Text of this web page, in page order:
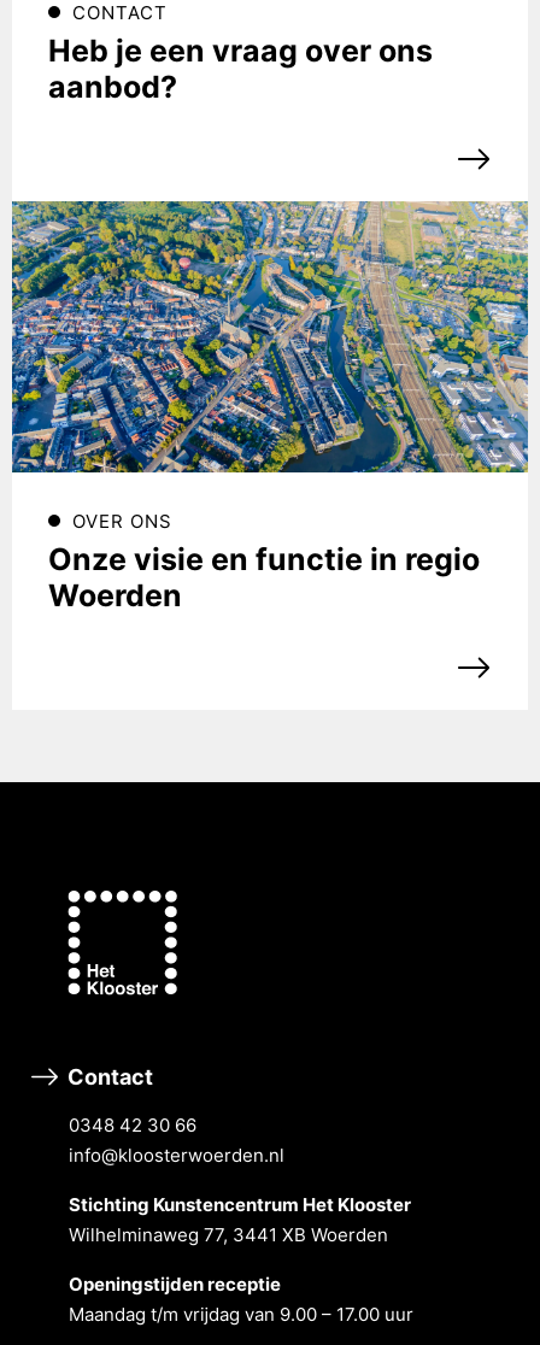
CONTACT
Heb je een vraag over ons
aanbod?
OVER ONS
Onze visie en functie in regio
Woerden
Contact
0348 42 30 66
info@kloosterwoerden.nl
Stichting Kunstencentrum Het Klooster
Wilhelminaweg 77, 3441 XB Woerden
Openingstĳden receptie
Maandag t/m vrĳdag van 9.00 – 17.00 uur